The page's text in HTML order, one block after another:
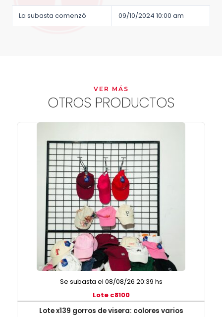
La subasta comenzó 09/10/2024 10:00 am
VER MÁS
OTROS PRODUCTOS
Se subasta el 08/08/26 20:39 hs
Lote c8100
Lote x139 gorros de visera: colores varios